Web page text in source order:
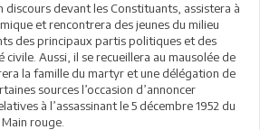
discours devant les Constituants, assistera à
et rencontrera des jeunes du milieu
des principaux partis politiques et des
Aussi, il se recueillera au mausolée de
la famille du martyr et une délégation de
sources l’occasion d’annoncer
à l’assassinant le 5 décembre 1952 du
rouge.